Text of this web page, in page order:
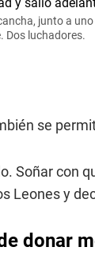
junto a
Dos luchadores.
se
Soñar con
Leones y
donar